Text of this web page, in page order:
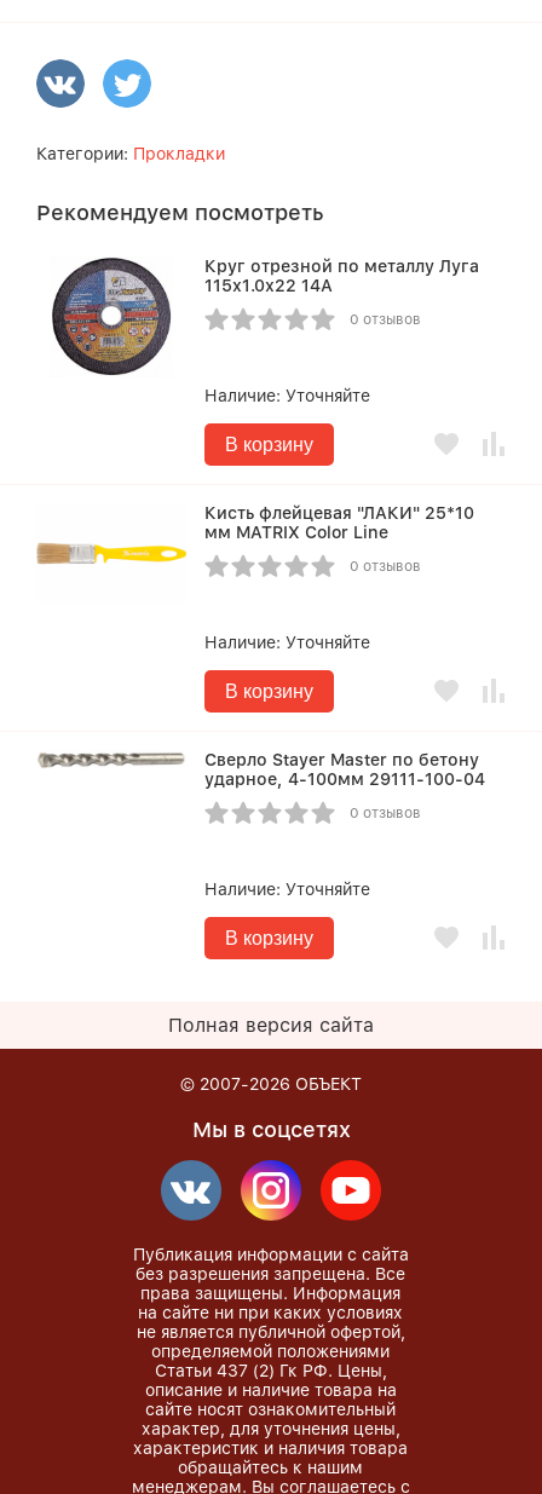
Категории: Прокладки
Рекомендуем посмотреть
Круг отрезной по металлу Луга
115х1.0х22 14А
0 отзывов
Наличие:Уточняйте
В корзину
Кисть флейцевая "ЛАКИ" 25*10
мм MATRIX Color Line
0 отзывов
Наличие:Уточняйте
В корзину
Сверло Stayer Master по бетону
ударное, 4-100мм 29111-100-04
0 отзывов
Наличие:Уточняйте
В корзину
Полная версия сайта
© 2007-2026 ОБЪЕКТ
Мы в соцсетях
Публикация информации с сайта
без разрешения запрещена. Все
права защищены. Информация
на сайте ни при каких условиях
не является публичной офертой,
определяемой положениями
Статьи 437 (2) Гк РФ. Цены,
описание и наличие товара на
сайте носят ознакомительный
характер, для уточнения цены,
характеристик и наличия товара
обращайтесь к нашим
менеджерам. Вы соглашаетесь с